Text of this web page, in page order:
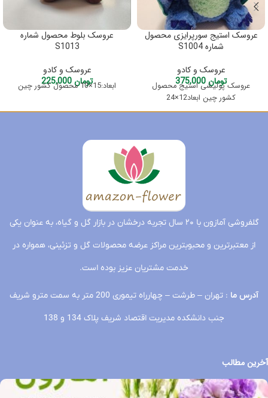
عروسک استیج سورپرایزی محصول
شماره S1004
عروسک و کادو
تومان
عروسک پولیشی استیج محصول
کشور چین ابعاد12×24
عروسک بلوط محصول شماره
S1013
عروسک و کادو
تومان
ابعاد:15×10 محصول کشور چین
گلفروشی آمازون با ۲۰ سال تجربه درخشان در بازار گل و گیاه، به عنوان یکی
از معتبرترین و محبوبترین مراکز عرضه محصولات گل و تزئینی، همواره در
خدمت مشتریان عزیز بوده است.
آدرس ما
: تهران – طرشت – چهارراه تیموری 200 متر به سمت مترو شریف
جنب دانشکده مدیریت اقتصاد شریف پلاک 134 و 138
آخرین مطالب